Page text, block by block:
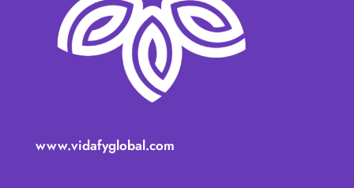
www.vidafyglobal.com